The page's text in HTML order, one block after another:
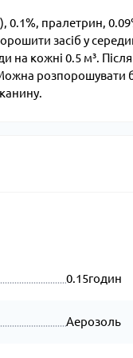
0.1%, пралетрин,
засіб у
на кожні 0.5 м³.
0.15годин
Аерозоль